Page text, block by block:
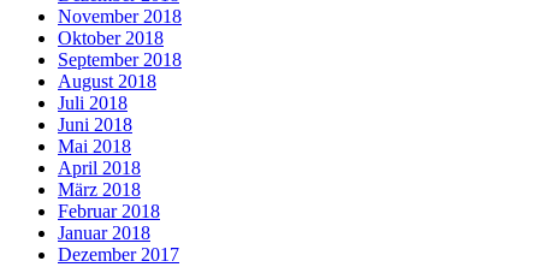
November 2018
Oktober 2018
September 2018
August 2018
Juli 2018
Juni 2018
Mai 2018
April 2018
März 2018
Februar 2018
Januar 2018
Dezember 2017